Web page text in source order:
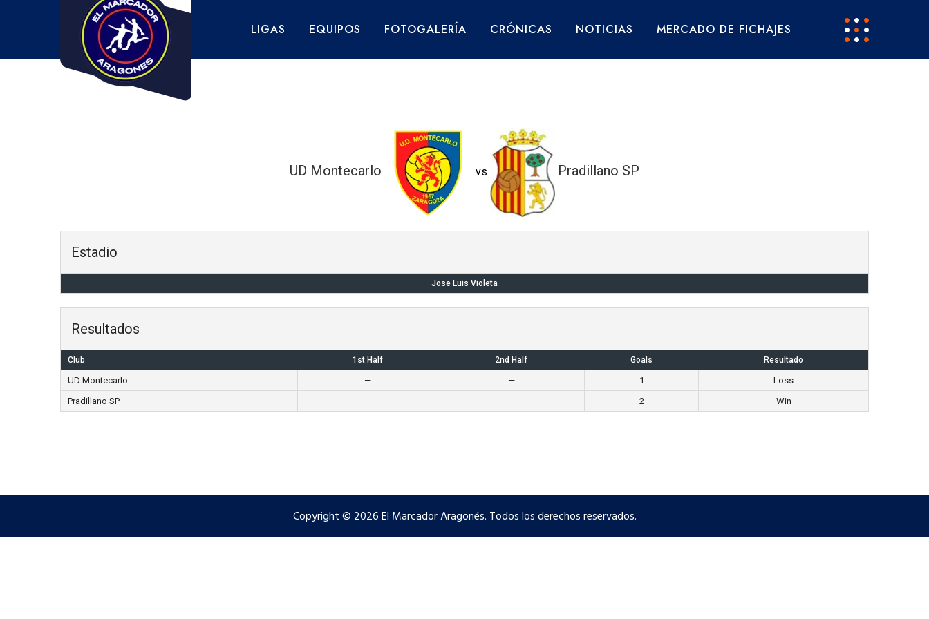
LIGAS EQUIPOS FOTOGALERÍA CRÓNICAS NOTICIAS MERCADO DE FICHAJES
UD Montecarlo vs Pradillano SP
Estadio
Jose Luis Violeta
Resultados
Club 1st Half 2nd Half Goals Resultado
UD Montecarlo — — 1
Loss
Pradillano SP
— — 2 Win
Copyright © 2026 El Marcador Aragonés. Todos los derechos reservados.